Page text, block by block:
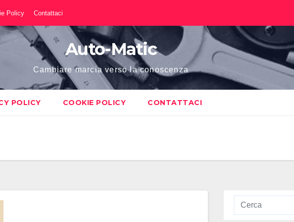
Policy Contattaci
Auto-Matic
Cambiare marcia verso la conoscenza
POLICY COOKIE POLICY CONTATTACI